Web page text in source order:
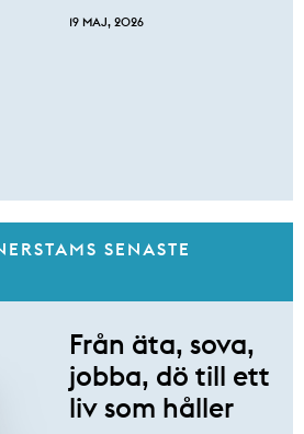
19 MAJ, 2026
SENASTE
Från äta, sova,
jobba, dö till ett
liv som håller